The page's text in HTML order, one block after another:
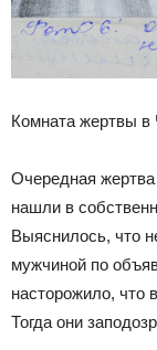
Комната жертвы в
Очередная
нашли в
Выяснилось, что
мужчиной по
насторожило, что
Тогда они